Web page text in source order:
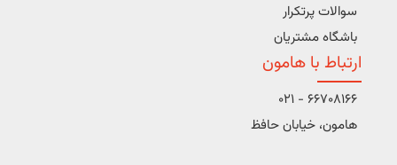
سوالات پرتکرار
باشگاه مشتریان
ارتباط با هامون
66708166 - 021
هامون، خیابان حافظ